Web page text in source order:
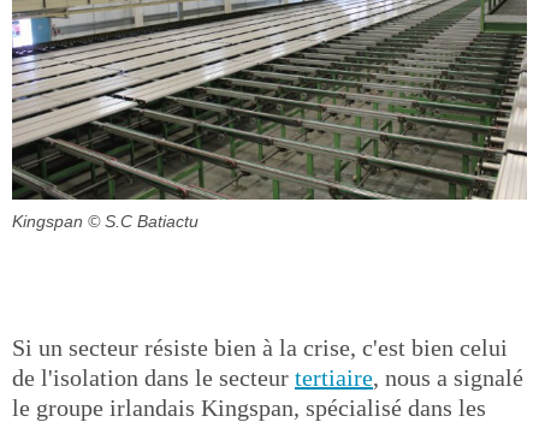
Kingspan © S.C Batiactu
Si un secteur résiste bien à la crise, c'est bien celui
de l'isolation dans le secteur tertiaire, nous a signalé
le groupe irlandais Kingspan, spécialisé dans les